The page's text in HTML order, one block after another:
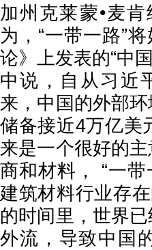
加州克莱蒙•麦
为，“一带一路”
论》上发表的“中
中说，自从习近
来，中国的外部
储备接近4万亿美
来是一个很好的
商和材料， “一
建筑材料行业存
的时间里，世界
外流，导致中国